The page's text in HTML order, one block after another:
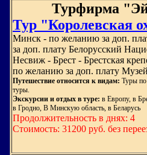
Турфирма
Тур "Королевская
Минск - по желанию за доп.
за доп. плату Белорусский
Несвиж - Брест - Брестская
по желанию за доп. плату
Путешествие относится к видам: Туры
туры.
Экскурсии и отдых в туре: в Европу, в
в Гродно, В Минскую область, в Беларусь
Продолжительность в днях: 4
Стоимость: 31200 руб. без